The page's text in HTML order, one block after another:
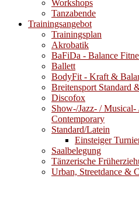
Workshops
Tanzabende
Trainingsangebot
Trainingsplan
Akrobatik
BaFiDa - Balance
Ballett
BodyFit - Kraft &
Breitensport Standard
Discofox
Show-/Jazz- /
Contemporary
Standard/Latein
Einsteiger
Saalbelegung
Tänzerische
Urban, Streetdance &